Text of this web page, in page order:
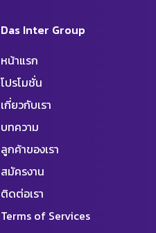
Das Inter Group
หน้าแรก
โปรโมชั่น
เกี่ยวกับเรา
บทความ
ลูกค้าของเรา
สมัครงาน
ติดต่อเรา
Terms of Services